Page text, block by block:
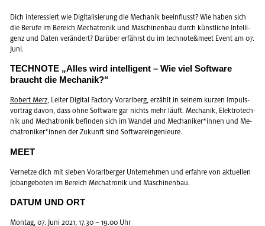
Dich in­ter­es­siert wie Di­gi­ta­li­sie­rung die Me­cha­nik be­ein­flusst? Wie haben sich
die Be­ru­fe im Be­reich Me­cha­tro­nik und Ma­schi­nen­bau durch künst­li­che In­tel­li­
genz und Daten ver­än­dert? Dar­über er­fährst du im tech­no­te&meet Event am 07.
Juni.
TECH­NO­TE „Alles wird in­tel­li­gent – Wie viel Soft­ware
braucht die Me­cha­nik?“
Ro­bert Merz, Lei­ter Di­gi­tal Fac­to­ry Vor­arl­berg, er­zählt in sei­nem kur­zen Im­puls­
vor­trag davon, dass ohne Soft­ware gar nichts mehr läuft. Me­cha­nik, Elek­tro­tech­
nik und Me­cha­tro­nik be­fin­den sich im Wan­del und Me­cha­ni­ker*innen und Me­
cha­tro­ni­ker*innen der Zu­kunft sind Soft­ware­inge­nieu­re.
MEET
Ver­net­ze dich mit sie­ben Vor­arl­ber­ger Un­ter­neh­men und er­fah­re von ak­tu­el­len
Job­an­ge­bo­ten im Be­reich Me­cha­tro­nik und Ma­schi­nen­bau.
DATUM UND ORT
Mon­tag, 07. Juni 2021, 17.30 – 19.00 Uhr